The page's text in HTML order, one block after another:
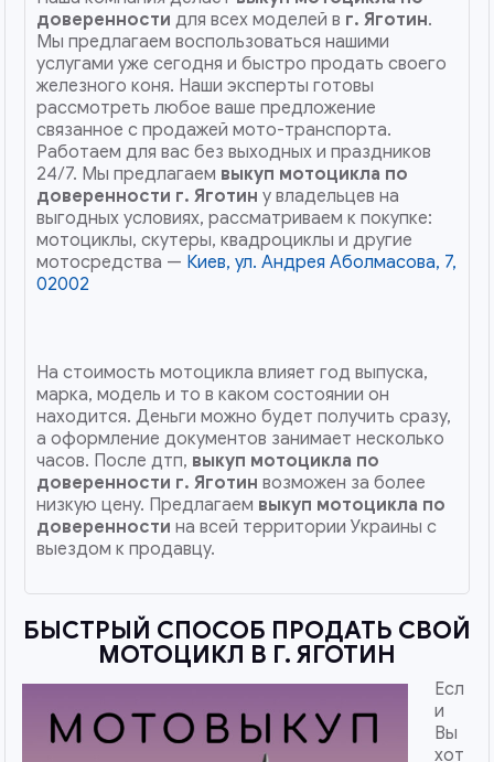
доверенности для всех моделей в г. Яготин.
Мы предлагаем воспользоваться нашими
услугами уже сегодня и быстро продать своего
железного коня. Наши эксперты готовы
рассмотреть любое ваше предложение
связанное с продажей мото-транспорта.
Работаем для вас без выходных и праздников
24/7. Мы предлагаем выкуп мотоцикла по
доверенности г. Яготину владельцев на
выгодных условиях, рассматриваем к покупке:
мотоциклы, скутеры, квадроциклы и другие
мотосредства — Киев, ул. Андрея Аболмасова, 7,
02002
На стоимость мотоцикла влияет год выпуска,
марка, модель и то в каком состоянии он
находится. Деньги можно будет получить сразу,
а оформление документов занимает несколько
часов. После дтп, выкуп мотоцикла по
доверенности г. Яготин возможен за более
низкую цену. Предлагаем выкуп мотоцикла по
доверенности на всей территории Украины с
выездом к продавцу.
БЫСТРЫЙ СПОСОБ ПРОДАТЬ СВОЙ
МОТОЦИКЛ В Г. ЯГОТИН
Есл
и
Вы
хот